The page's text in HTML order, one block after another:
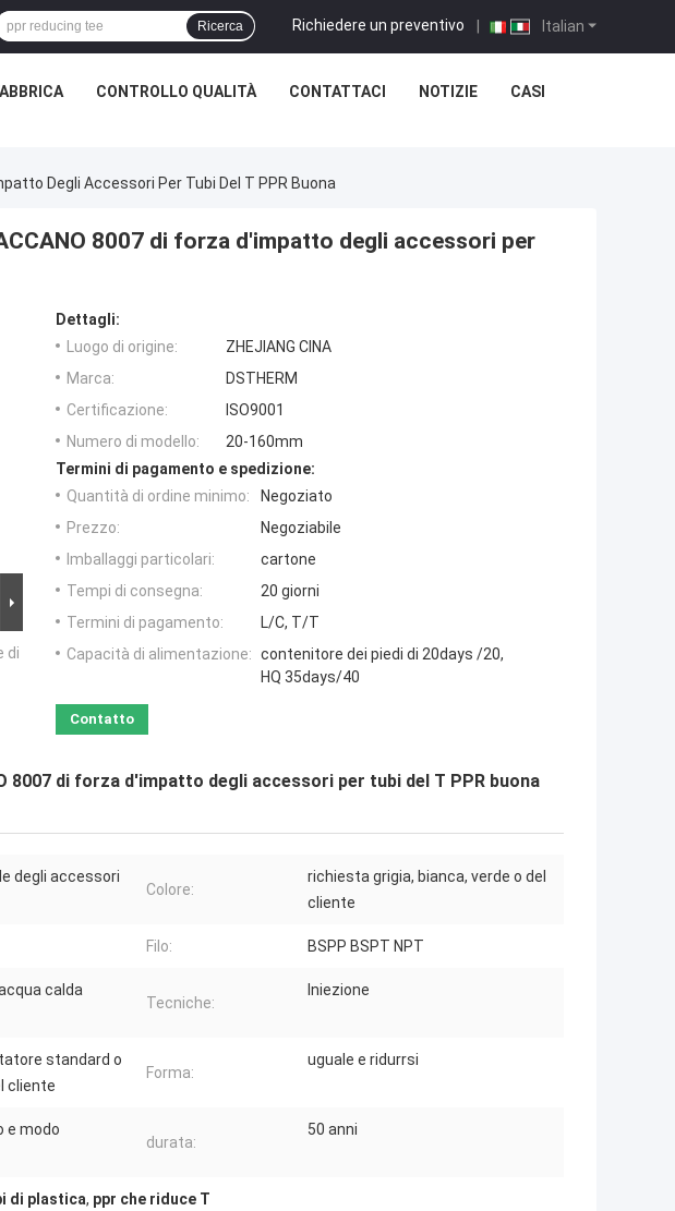
Italian
Richiedere un preventivo |
Ricerca
CONTROLLO QUALITÀ CONTATTACI NOTIZIE CASI
Degli Accessori Per Tubi Del T PPR Buona
8007 di forza d'impatto degli accessori per
di
Dettagli:
Luogo di origine:
ZHEJIANG CINA
Marca:
DSTHERM
Certificazione:
ISO9001
Numero di modello:
20-160mm
Termini di pagamento e spedizione:
Quantità di ordine minimo:
Negoziato
Prezzo:
Negoziabile
Imballaggi particolari:
cartone
Tempi di consegna:
20 giorni
Termini di pagamento:
L/C, T/T
Capacità di alimentazione: contenitore dei piedi di 20days /20,
HQ 35days/40
Contatto
8007 di forza d'impatto degli accessori per tubi del T PPR buona
degli accessori
Colore:
richiesta grigia, bianca, verde o del
cliente
Filo: BSPP BSPT NPT
calda
Tecniche:
Iniezione
standard o
cliente
Forma:
uguale e ridurrsi
e modo
durata:
50 anni
di plastica, ppr che riduce T